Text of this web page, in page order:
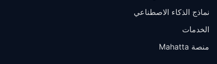
نماذج الذكاء الاصطناعي
الخدمات
منصة Mahatta